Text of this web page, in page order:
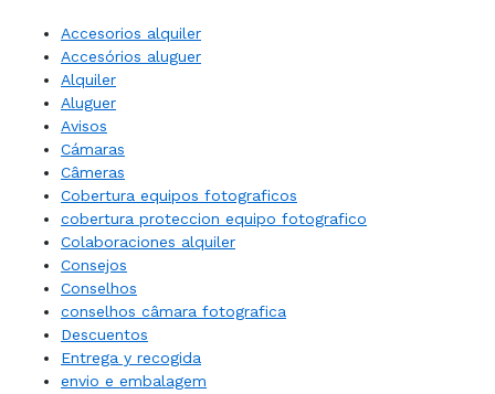
Accesorios alquiler
Accesórios aluguer
Alquiler
Aluguer
Avisos
Cámaras
Câmeras
Cobertura equipos fotograficos
cobertura proteccion equipo fotografico
Colaboraciones alquiler
Consejos
Conselhos
conselhos câmara fotografica
Descuentos
Entrega y recogida
envio e embalagem